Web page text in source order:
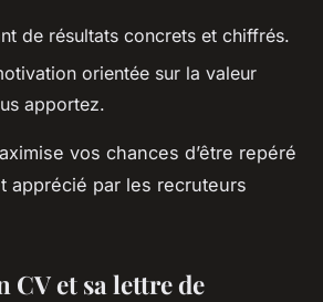
de résultats concrets et chiffrés.
orientée sur la valeur
apportez.
vos chances d’être repéré
apprécié par les recruteurs
CV et sa lettre de